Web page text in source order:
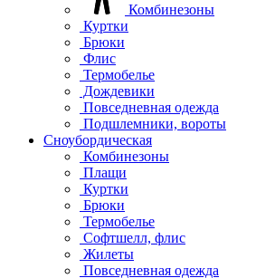
Комбинезоны
Куртки
Брюки
Флис
Термобелье
Дождевики
Повседневная одежда
Подшлемники, вороты
Сноубордическая
Комбинезоны
Плащи
Куртки
Брюки
Термобелье
Софтшелл, флис
Жилеты
Повседневная одежда